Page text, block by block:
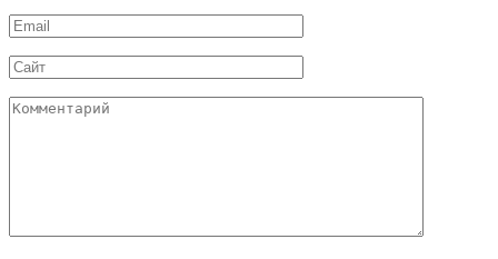
Email
*
Сайт
Комментарий